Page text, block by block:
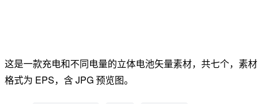
这是一款充电和不同电量的立体电池矢量素材，共七个，素材
格式为 EPS，含 JPG 预览图。